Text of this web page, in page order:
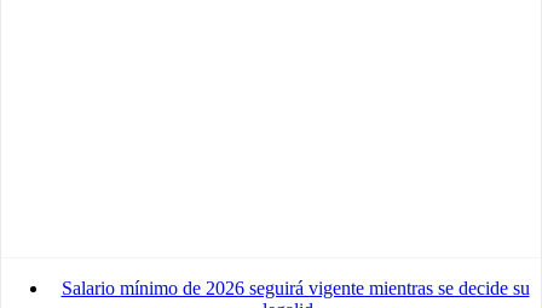
Salario mínimo de 2026 seguirá vigente mientras se decide su